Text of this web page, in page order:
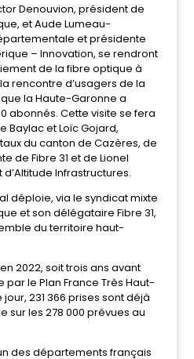
Denouvion, président de
et Aude Lumeau-
et présidente
– Innovation, se rendront
de la fibre optique à
rencontre d’usagers de la
la Haute-Garonne a
abonnés. Cette visite se fera
Baylac et Loïc Gojard,
du canton de Cazères, de
de Fibre 31 et de Lionel
Infrastructures.
déploie, via le syndicat mixte
et son délégataire Fibre 31,
du territoire haut-
2022, soit trois ans avant
par le Plan France Très Haut-
jour, 231 366 prises sont déjà
sur les 278 000 prévues au
des départements français